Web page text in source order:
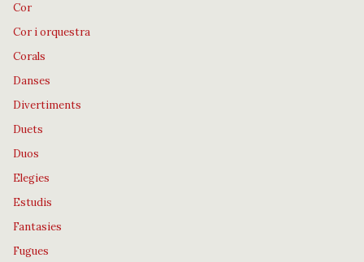
Cor
Cor i orquestra
Corals
Danses
Divertiments
Duets
Duos
Elegies
Estudis
Fantasies
Fugues